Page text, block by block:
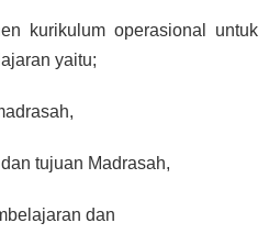
kurikulum operasional untuk
yaitu;
tujuan Madrasah,
dan